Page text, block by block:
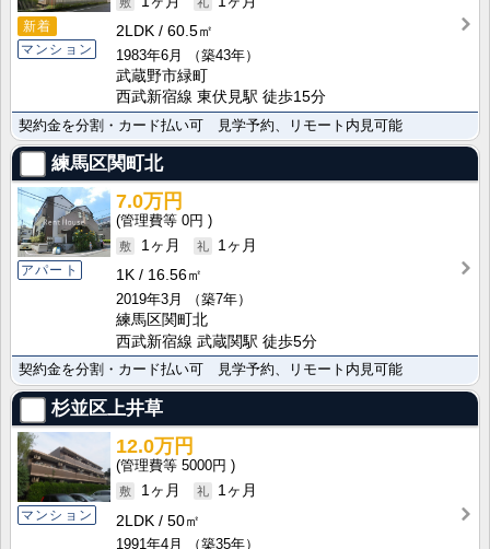
新着
マンション
2LDK
60.5㎡
1983年6月
（築43年）
武蔵野市緑町
西武新宿線 東伏見駅 徒歩15分
契約金を分割・カード払い可 見学予約、リモート内見可能
練馬区関町北
アパート
7.0万円
0円
1ヶ月
1ヶ月
1K
16.56㎡
2019年3月
（築7年）
練馬区関町北
西武新宿線 武蔵関駅 徒歩5分
契約金を分割・カード払い可 見学予約、リモート内見可能
杉並区上井草
マンション
12.0万円
5000円
1ヶ月
1ヶ月
2LDK
50㎡
1991年4月
（築35年）